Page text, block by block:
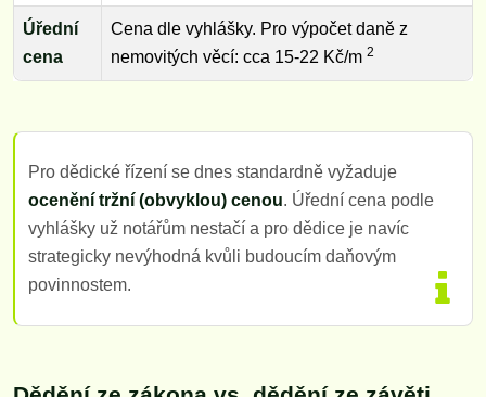
Úřední
cena
Cena dle vyhlášky. Pro výpočet daně z
nemovitých věcí: cca 15-22 Kč/m 2
Pro dědické řízení se dnes standardně vyžaduje
ocenění tržní (obvyklou) cenou. Úřední cena podle
vyhlášky už notářům nestačí a pro dědice je navíc
strategicky nevýhodná kvůli budoucím daňovým
povinnostem.